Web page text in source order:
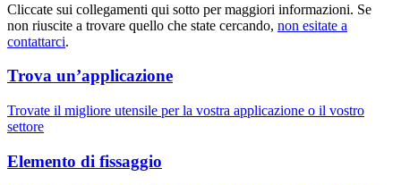
Cliccate sui collegamenti qui sotto per maggiori informazioni. Se
non riuscite a trovare quello che state cercando, non esitate a
contattarci.
Trova un’applicazione
Trovate il migliore utensile per la vostra applicazione o il vostro
settore
Elemento di fissaggio